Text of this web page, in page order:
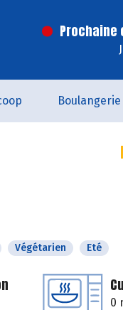
Prochaine
Végétarien Eté
0